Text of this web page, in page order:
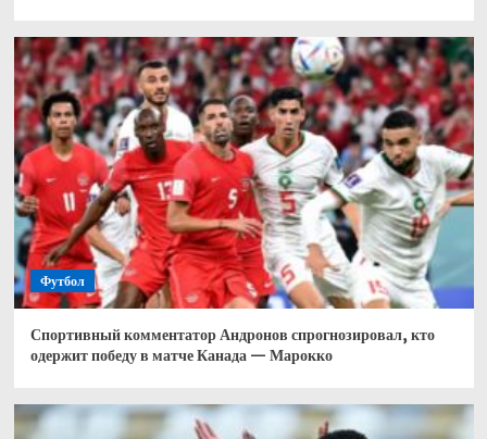
Футбол
Спортивный комментатор Андронов спрогнозировал, кто
одержит победу в матче Канада — Марокко